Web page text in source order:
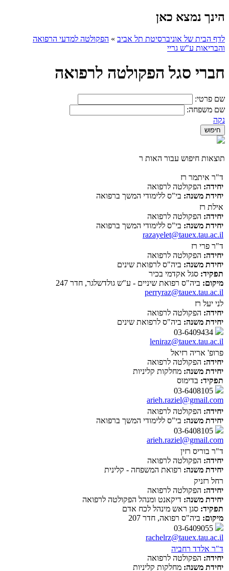
הינך נמצא כאן
לדף הבית של אוניברסיטת תל אביב » הפקולטה למדעי הרפואה
והבריאות ע"ש גריי
חברי סגל הפקולטה לרפואה
שם פרטי:
שם משפחה:
נקה
תוצאות חיפוש עבור האות ר
ד"ר איתמר רז
יחידה: הפקולטה לרפואה
יחידת משנה: בי"ס ללימודי המשך ברפואה
אילת רז
יחידה: הפקולטה לרפואה
יחידת משנה: בי"ס ללימודי המשך ברפואה
razayelet@tauex.tau.ac.il
ד"ר פרי רז
יחידה: הפקולטה לרפואה
יחידת משנה: ביה"ס לרפואת שינים
תפקיד: סגל אקדמי בכיר
מיקום: ביה"ס רפואת שיניים - ע"ש גולדשלגר, חדר 247
perryraz@tauex.tau.ac.il
לני יעל רז
יחידה: הפקולטה לרפואה
יחידת משנה: ביה"ס לרפואת שינים
leniraz@tauex.tau.ac.il
פרופ' אריה רזיאל
יחידה: הפקולטה לרפואה
יחידת משנה: מחלקות קליניות
תפקיד: בדימוס
arieh.raziel@gmail.com
יחידה: הפקולטה לרפואה
יחידת משנה: בי"ס ללימודי המשך ברפואה
arieh.raziel@gmail.com
ד"ר בוריס רזין
יחידה: הפקולטה לרפואה
יחידת משנה: רפואת המשפחה - קלינית
רחל רזניק
יחידה: הפקולטה לרפואה
יחידת משנה: דיקאנט ומנהל הפקולטה לרפואה
תפקיד: סגן ראש מינהל לכח אדם
מיקום: ביה"ס רפואה, חדר 207
rachelrz@tauex.tau.ac.il
ד"ר אלדד רחביה
יחידה: הפקולטה לרפואה
יחידת משנה: מחלקות קליניות